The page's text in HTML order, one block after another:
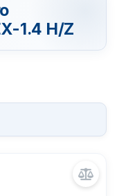
1.4 H/Z